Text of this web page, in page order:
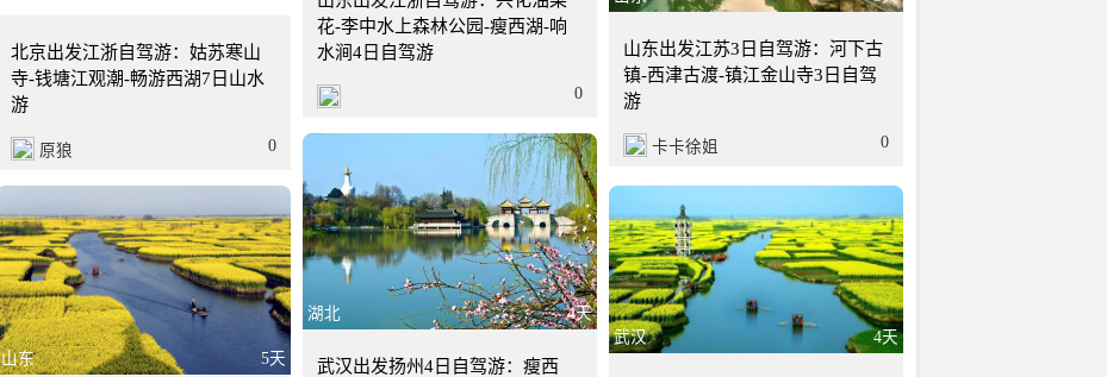
花-李中水上森林公园-瘦西湖-响
水涧4日自驾游
0
北京出发江浙自驾游：姑苏寒山
寺-钱塘江观潮-畅游西湖7日山水
游
原狼 0
山东出发江苏3日自驾游：河下古
镇-西津古渡-镇江金山寺3日自驾
游
卡卡徐姐 0
4天
湖北
武汉出发扬州4日自驾游：瘦西
5天
山东
4天
武汉